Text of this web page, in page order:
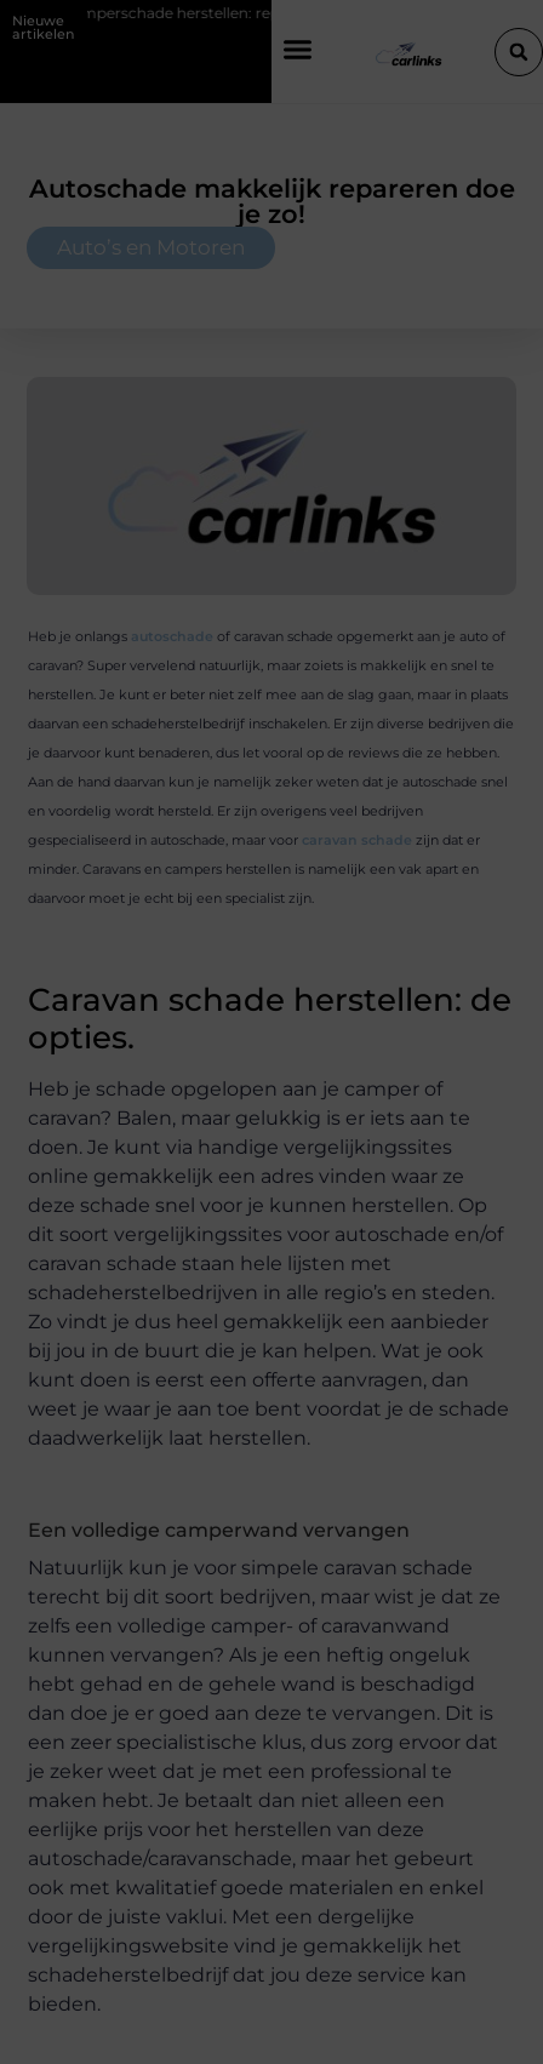
Nieuwe
artikelen
herstellen: repareren of de bumper vervangen?
Autoschade makkelijk repareren doe
je zo!
Auto’s en Motoren
Heb je onlangs autoschade of caravan schade opgemerkt aan je auto of
caravan? Super vervelend natuurlijk, maar zoiets is makkelijk en snel te
herstellen. Je kunt er beter niet zelf mee aan de slag gaan, maar in plaats
daarvan een schadeherstelbedrijf inschakelen. Er zijn diverse bedrijven die
je daarvoor kunt benaderen, dus let vooral op de reviews die ze hebben.
Aan de hand daarvan kun je namelijk zeker weten dat je autoschade snel
en voordelig wordt hersteld. Er zijn overigens veel bedrijven
gespecialiseerd in autoschade, maar voor caravan schade zijn dat er
minder. Caravans en campers herstellen is namelijk een vak apart en
daarvoor moet je echt bij een specialist zijn.
Caravan schade herstellen: de
opties.
Heb je schade opgelopen aan je camper of
caravan? Balen, maar gelukkig is er iets aan te
doen. Je kunt via handige vergelijkingssites
online gemakkelijk een adres vinden waar ze
deze schade snel voor je kunnen herstellen. Op
dit soort vergelijkingssites voor autoschade en/of
caravan schade staan hele lijsten met
schadeherstelbedrijven in alle regio’s en steden.
Zo vindt je dus heel gemakkelijk een aanbieder
bij jou in de buurt die je kan helpen. Wat je ook
kunt doen is eerst een offerte aanvragen, dan
weet je waar je aan toe bent voordat je de schade
daadwerkelijk laat herstellen.
Een volledige camperwand vervangen
Natuurlijk kun je voor simpele caravan schade
terecht bij dit soort bedrijven, maar wist je dat ze
zelfs een volledige camper- of caravanwand
kunnen vervangen? Als je een heftig ongeluk
hebt gehad en de gehele wand is beschadigd
dan doe je er goed aan deze te vervangen. Dit is
een zeer specialistische klus, dus zorg ervoor dat
je zeker weet dat je met een professional te
maken hebt. Je betaalt dan niet alleen een
eerlijke prijs voor het herstellen van deze
autoschade/caravanschade, maar het gebeurt
ook met kwalitatief goede materialen en enkel
door de juiste vaklui. Met een dergelijke
vergelijkingswebsite vind je gemakkelijk het
schadeherstelbedrijf dat jou deze service kan
bieden.